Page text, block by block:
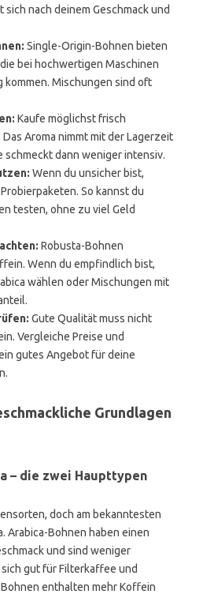
nach deinem Geschmack und
Single-Origin-Bohnen bieten
bei hochwertigen Maschinen
kommen. Mischungen sind oft
Kaufe möglichst frisch
Aroma nimmt mit der Lagerzeit
schmeckt dann weniger intensiv.
Wenn du unsicher bist,
So kannst du
testen, ohne zu viel Geld
Robusta-Bohnen
Wenn du empfindlich bist,
wählen oder Mischungen mit
Gute Qualität muss nicht
Vergleiche Preise und
gutes Angebot für deine
Grundlagen
– die zwei Haupttypen
doch am bekanntesten
Arabica-Bohnen haben einen
und sind weniger
gut für Filterkaffee und
enthalten mehr Koffein